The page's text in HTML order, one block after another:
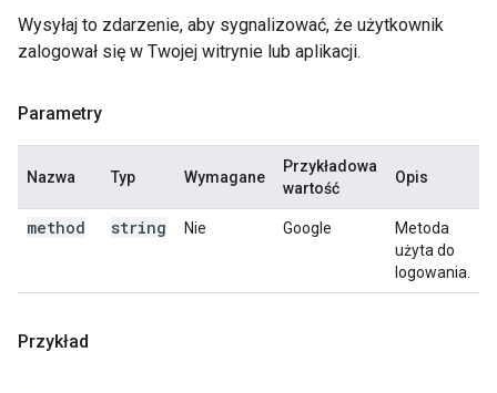
Wysyłaj to zdarzenie, aby sygnalizować, że użytkownik
zalogował się w Twojej witrynie lub aplikacji.
Parametry
Nazwa Typ Wymagane
Przykładowa
wartość
Opis
method string Nie Google
Metoda
użyta do
logowania.
Przykład